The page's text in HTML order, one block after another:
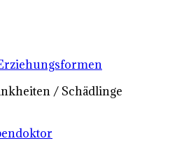
/ Schädlinge